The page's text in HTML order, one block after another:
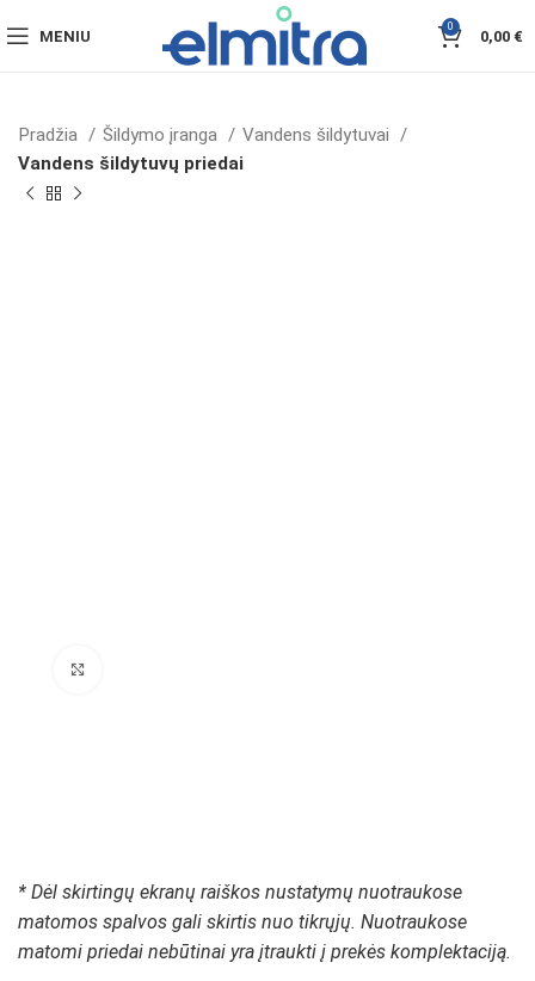
MENIU
0
0,00 €
Pradžia Šildymo įranga
Vandens šildytuvai
Vandens šildytuvų priedai
* Dėl skirtingų ekranų raiškos nustatymų nuotraukose
matomos spalvos gali skirtis nuo tikrųjų. Nuotraukose
matomi priedai nebūtinai yra įtraukti į prekės komplektaciją.